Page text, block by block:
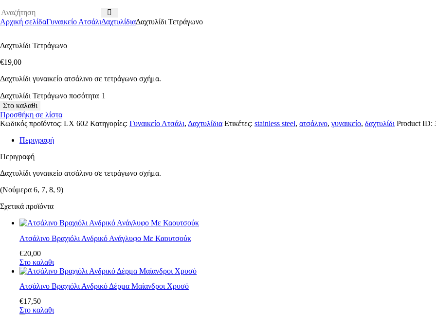
Αρχική σελίδαΓυναικείο ΑτσάλιΔαχτυλίδιαΔαχτυλίδι Τετράγωνο
Δαχτυλίδι Τετράγωνο
€19,00
Δαχτυλίδι γυναικείο ατσάλινο σε τετράγωνο σχήμα.
Δαχτυλίδι Τετράγωνο ποσότητα
Στο καλαθι
Προσθήκη σε λίστα
Κωδικός προϊόντος: LX 602 Κατηγορίες: Γυναικείο Ατσάλι, Δαχτυλίδια Ετικέτες: stainless steel, ατσάλινο, γυναικείο, δαχτυλίδι Product ID:
Περιγραφή
Περιγραφή
Δαχτυλίδι γυναικείο ατσάλινο σε τετράγωνο σχήμα.
(Νούμερα 6, 7, 8, 9)
Σχετικά προϊόντα
Ατσάλινο Βραχιόλι Ανδρικό Ανάγλυφο Με Καουτσούκ
€20,00
Στο καλαθι
Ατσάλινο Βραχιόλι Ανδρικό Δέρμα Μαίανδροι Χρυσό
€17,50
Στο καλαθι